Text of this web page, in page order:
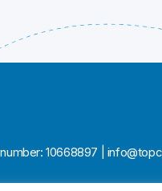
number: 10668897 |